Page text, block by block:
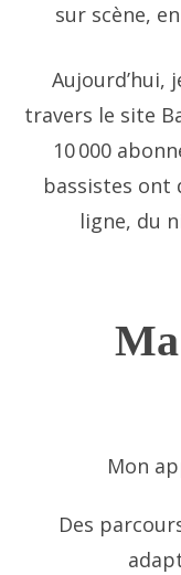
sur scène,
Aujourd’hui,
travers le site
10 000
bassistes ont
ligne, du
Mon
Des